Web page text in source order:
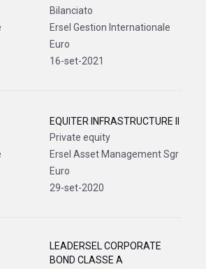
Bilanciato
Ersel Gestion Internationale
Euro
16-set-2021
EQUITER INFRASTRUCTURE II
Private equity
Ersel Asset Management Sgr
Euro
29-set-2020
LEADERSEL CORPORATE
BOND CLASSE A